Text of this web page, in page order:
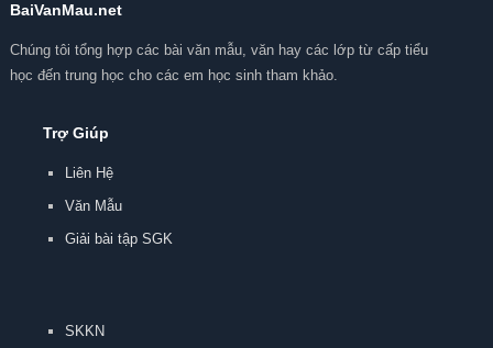
BaiVanMau.net
Chúng tôi tổng hợp các bài văn mẫu, văn hay các lớp từ cấp tiểu
học đến trung học cho các em học sinh tham khảo.
Trợ Giúp
Liên Hệ
Văn Mẫu
Giải bài tập SGK
SKKN